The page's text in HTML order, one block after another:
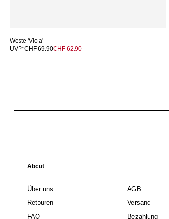
Weste 'Viola'
UVP*CHF 69.90CHF 62.90
About
Über uns
AGB
Retouren
Versand
FAQ
Bezahlung